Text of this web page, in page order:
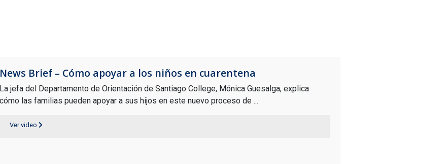
News Brief – Cómo apoyar a los niños en cuarentena
La jefa del Departamento de Orientación de Santiago College, Mónica Guesalga, explica
cómo las familias pueden apoyar a sus hijos en este nuevo proceso de ...
Ver video